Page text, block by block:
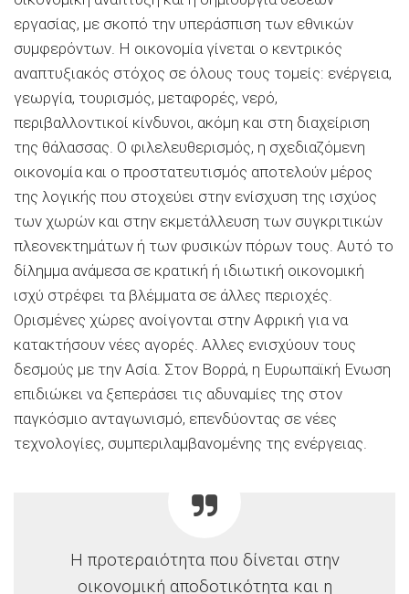
εργασίας, με σκοπό την υπεράσπιση των εθνικών
συμφερόντων. Η οικονομία γίνεται ο κεντρικός
αναπτυξιακός στόχος σε όλους τους τομείς: ενέργεια,
γεωργία, τουρισμός, μεταφορές, νερό,
περιβαλλοντικοί κίνδυνοι, ακόμη και στη διαχείριση
της θάλασσας. Ο φιλελευθερισμός, η σχεδιαζόμενη
οικονομία και ο προστατευτισμός αποτελούν μέρος
της λογικής που στοχεύει στην ενίσχυση της ισχύος
των χωρών και στην εκμετάλλευση των συγκριτικών
πλεονεκτημάτων ή των φυσικών πόρων τους. Αυτό το
δίλημμα ανάμεσα σε κρατική ή ιδιωτική οικονομική
ισχύ στρέφει τα βλέμματα σε άλλες περιοχές.
Ορισμένες χώρες ανοίγονται στην Αφρική για να
κατακτήσουν νέες αγορές. Αλλες ενισχύουν τους
δεσμούς με την Ασία. Στον Βορρά, η Ευρωπαϊκή Ενωση
επιδιώκει να ξεπεράσει τις αδυναμίες της στον
παγκόσμιο ανταγωνισμό, επενδύοντας σε νέες
τεχνολογίες, συμπεριλαμβανομένης της ενέργειας.
Η προτεραιότητα που δίνεται στην
οικονομική αποδοτικότητα και η